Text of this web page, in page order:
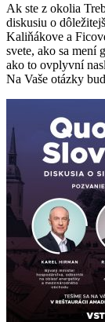
Ak ste z okolia
diskusiu o
Kaliňákove a
svete, ako sa mení
ako to ovplyvní
Na Vaše otázky